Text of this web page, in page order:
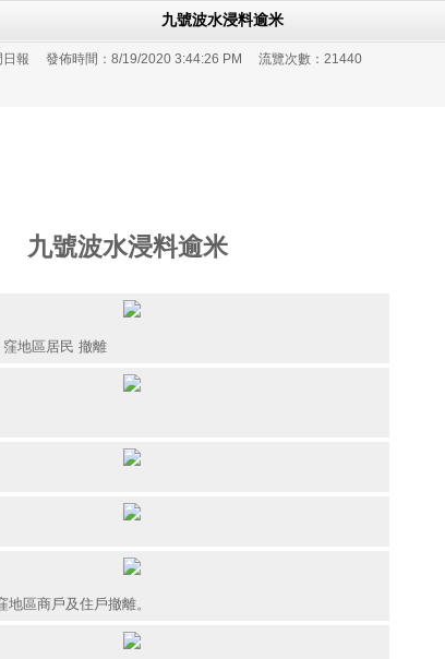
九號波水浸料逾米
日報 發佈時間： 8/19/2020 3:44:26 PM 流覽次數： 21440
九號波水浸料逾米
地區居民 撤離
區商戶及住戶撤離。